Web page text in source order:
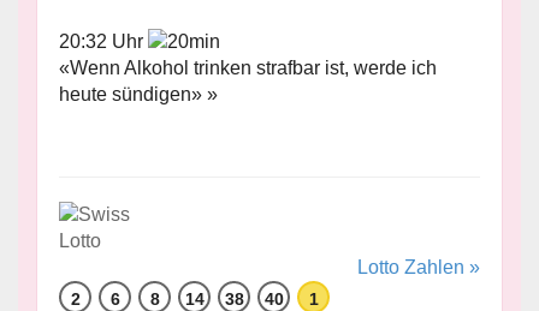
20:32 Uhr
«Wenn Alkohol trinken strafbar ist, werde ich
heute sündigen» »
Lotto Zahlen »
2 6 8 14 38 40 1